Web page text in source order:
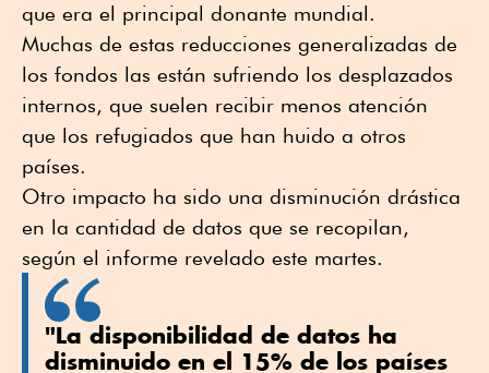
que era el principal donante mundial.
Muchas de estas reducciones generalizadas de
los fondos las están sufriendo los desplazados
internos, que suelen recibir menos atención
que los refugiados que han huido a otros
países.
Otro impacto ha sido una disminución drástica
en la cantidad de datos que se recopilan,
según el informe revelado este martes.
"La disponibilidad de datos ha
disminuido en el 15% de los países